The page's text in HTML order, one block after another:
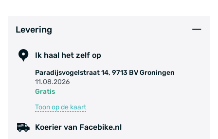
Levering
Ik haal het zelf op
Paradijsvogelstraat 14, 9713 BV Groningen
11.08.2026
Gratis
Toon op de kaart
Koerier van Facebike.nl